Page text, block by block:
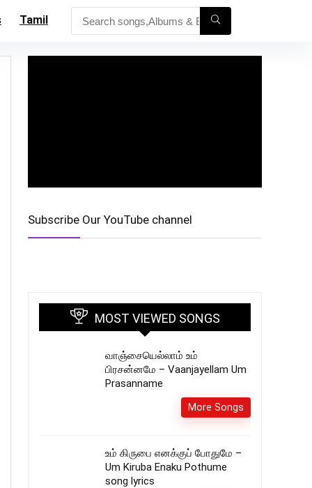
Tamil
Subscribe Our YouTube channel
MOST VIEWED SONGS
வாஞ்சையெல்லாம் உம்
பிரசன்னமே – Vaanjayellam Um
Prasanname
More Songs
உம் கிருபை எனக்குப் போதுமே –
Um Kiruba Enaku Pothume
song lyrics